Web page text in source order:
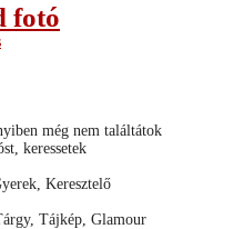
fotó
még nem találtátok
keressetek
Keresztelő
Tájkép, Glamour